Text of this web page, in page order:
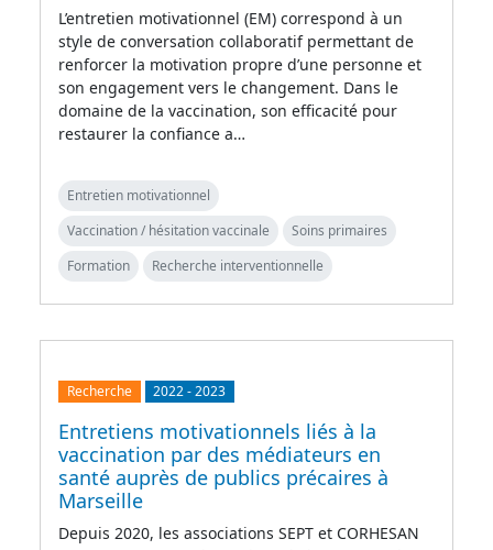
L’entretien motivationnel (EM) correspond à un
style de conversation collaboratif permettant de
renforcer la motivation propre d’une personne et
son engagement vers le changement. Dans le
domaine de la vaccination, son efficacité pour
restaurer la confiance a…
Entretien motivationnel
Vaccination / hésitation vaccinale
Soins primaires
Formation
Recherche interventionnelle
Recherche 2022-2023
Entretiens motivationnels liés à la
vaccination par des médiateurs en
santé auprès de publics précaires à
Marseille
Depuis 2020, les associations SEPT et CORHESAN